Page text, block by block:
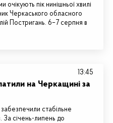
пік нинішньої хвилі
Черкаського обласного
Постригань. 6–7 серпня в
на Черкащині за
стабільне
За січень-липень до
13:45